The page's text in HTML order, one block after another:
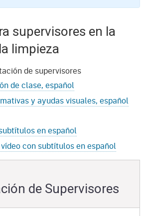
supervisores en la
limpieza
de supervisores
de clase, español
y ayudas visuales, español
en español
con subtítulos en español
de Supervisores